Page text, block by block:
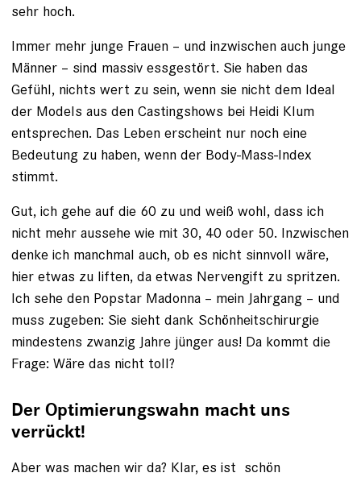
sehr hoch.
Immer mehr junge Frauen – und in­zwischen auch junge
Männer – sind ­massiv essgestört. Sie haben das
Gefühl, nichts wert zu sein, wenn sie nicht dem Ideal
der Models aus den Castingshows bei Heidi Klum
entsprechen. Das Leben erscheint nur noch eine
Bedeutung zu ­haben, wenn der Body-Mass-Index
stimmt.
Gut, ich gehe auf die 60 zu und weiß wohl, dass ich
nicht mehr aussehe wie mit 30, 40 oder 50. Inzwischen
denke ich manchmal auch, ob es nicht sinnvoll wäre,
hier etwas zu liften, da etwas Nervengift zu spritzen.
Ich sehe den Popstar Madonna – mein Jahrgang – und
muss zugeben: Sie sieht dank Schönheitschirurgie
mindes­tens zwanzig Jahre jünger aus! Da kommt die
Frage: Wäre das nicht toll?
Der Optimierungswahn macht uns
verrückt!
Aber was machen wir da? Klar, es ist schön